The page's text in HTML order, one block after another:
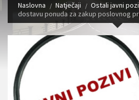
Naslovna Natječaji Ostali javni
dostavu ponuda za zakup poslovnog